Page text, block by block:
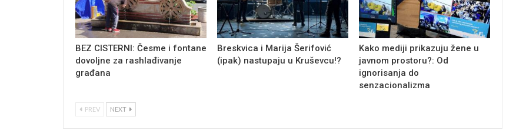
BEZ CISTERNI: Česme i fontane
dovoljne za rashlađivanje
građana
Breskvica i Marija Šerifović
(ipak) nastupaju u Kruševcu!?
Kako mediji prikazuju žene u
javnom prostoru?: Od
ignorisanja do
senzacionalizma
PREV NEXT